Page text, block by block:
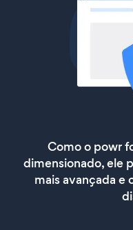
Como o powr
dimensionado, ele
mais avançada e